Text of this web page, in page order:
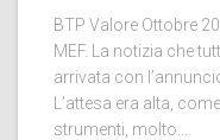
BTP Valore Ottobre
MEF. La notizia che
arrivata con
L’attesa era alta,
strumenti, molto...